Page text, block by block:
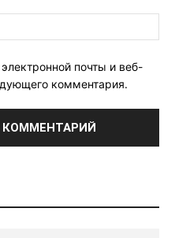
почты и веб-
комментария.